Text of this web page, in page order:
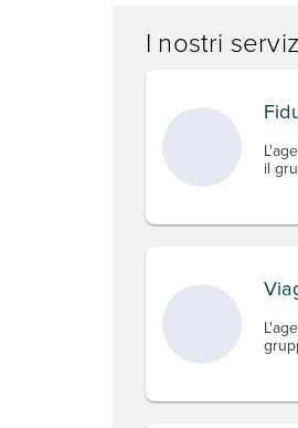
I nostri
il